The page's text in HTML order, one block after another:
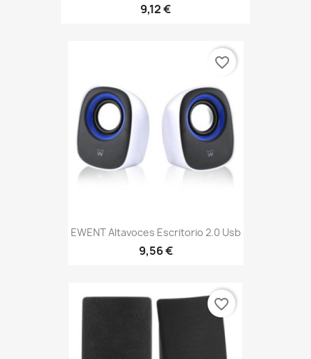
9,12 €
EWENT Altavoces Escritorio 2.0 Usb
9,56 €
favorite_border
favorite_border